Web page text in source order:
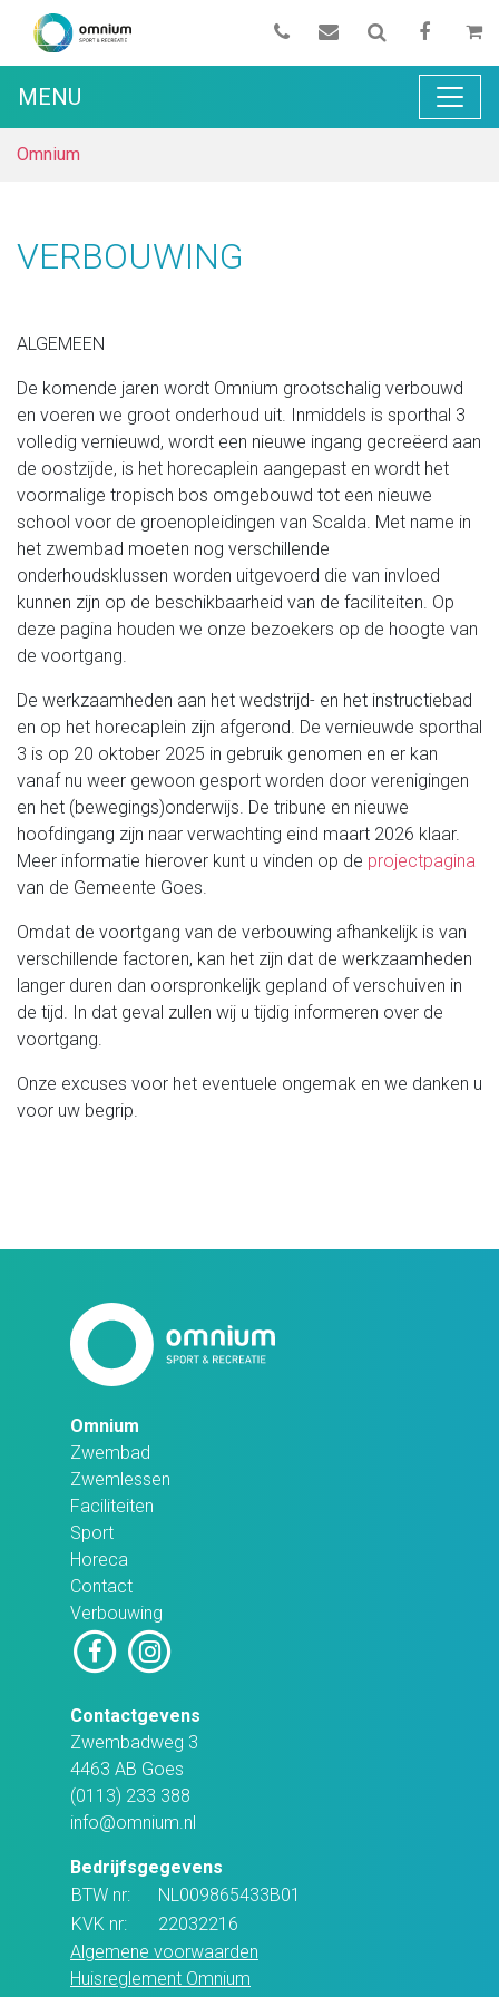
MENU
Omnium
VERBOUWING
ALGEMEEN
De komende jaren wordt Omnium grootschalig verbouwd
en voeren we groot onderhoud uit. Inmiddels is sporthal 3
volledig vernieuwd, wordt een nieuwe ingang gecreëerd aan
de oostzijde, is het horecaplein aangepast en wordt het
voormalige tropisch bos omgebouwd tot een nieuwe
school voor de groenopleidingen van Scalda. Met name in
het zwembad moeten nog verschillende
onderhoudsklussen worden uitgevoerd die van invloed
kunnen zijn op de beschikbaarheid van de faciliteiten. Op
deze pagina houden we onze bezoekers op de hoogte van
de voortgang.
De werkzaamheden aan het wedstrijd- en het instructiebad
en op het horecaplein zijn afgerond. De vernieuwde sporthal
3 is op 20 oktober 2025 in gebruik genomen en er kan
vanaf nu weer gewoon gesport worden door verenigingen
en het (bewegings)onderwijs. De tribune en nieuwe
hoofdingang zijn naar verwachting eind maart 2026 klaar.
Meer informatie hierover kunt u vinden op de projectpagina
van de Gemeente Goes.
Omdat de voortgang van de verbouwing afhankelijk is van
verschillende factoren, kan het zijn dat de werkzaamheden
langer duren dan oorspronkelijk gepland of verschuiven in
de tijd. In dat geval zullen wij u tijdig informeren over de
voortgang.
Onze excuses voor het eventuele ongemak en we danken u
voor uw begrip.
Omnium
Zwembad
Zwemlessen
Faciliteiten
Sport
Horeca
Contact
Verbouwing
Contactgevens
Zwembadweg 3
4463 AB Goes
(0113) 233 388
info@omnium.nl
Bedrijfsgegevens
BTW nr:
NL009865433B01
KVK nr:
22032216
Algemene voorwaarden
Huisreglement Omnium